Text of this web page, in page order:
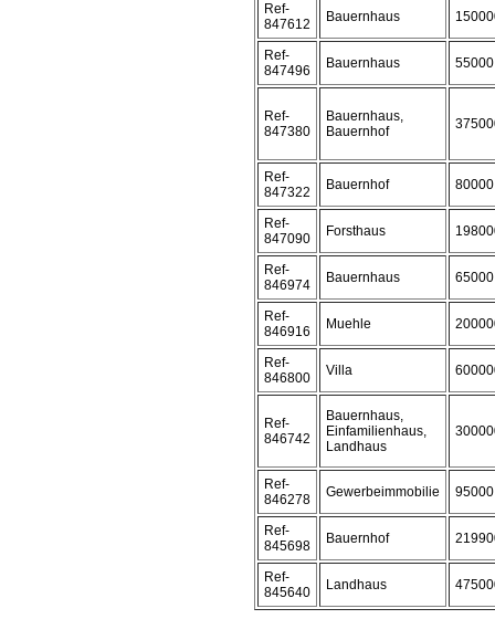
Ref-
847612
Bauernhaus
Ref-
847496
Bauernhaus 55000
Ref-
847380
Bauernhaus,
Bauernhof
Ref-
847322
Bauernhof 80000
Ref-
847090
Forsthaus
Ref-
846974
Bauernhaus 65000
Ref-
846916
Muehle
Ref-
846800
Villa
Ref-
846742
Bauernhaus,
Einfamilienhaus,
Landhaus
Ref-
846278
Gewerbeimmobilie 95000
Ref-
845698
Bauernhof
Ref-
845640
Landhaus